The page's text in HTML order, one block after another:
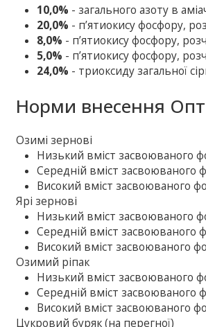
10,0% - загального азоту в
20,0% - п’ятиокису фосфору,
8,0% - п’ятиокису фосфору,
5,0% - п’ятиокису фосфору,
24,0% - триоксиду загальної
Норми внесення
Озимі зернові
Низький вміст засвоюваного
Середній вміст засвоюваного
Високий вміст засвоюваного
Ярі зернові
Низький вміст засвоюваного
Середній вміст засвоюваного
Високий вміст засвоюваного
Озимий ріпак
Низький вміст засвоюваного
Середній вміст засвоюваного
Високий вміст засвоюваного
Цукровий буряк (на перегної)